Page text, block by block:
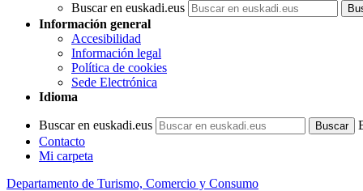
Buscar en euskadi.eus
Información general
Accesibilidad
Información legal
Política de cookies
Sede Electrónica
Idioma
Buscar en euskadi.eus
Contacto
Mi carpeta
Departamento de Turismo, Comercio y Consumo